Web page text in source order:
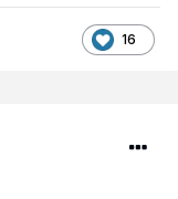
16